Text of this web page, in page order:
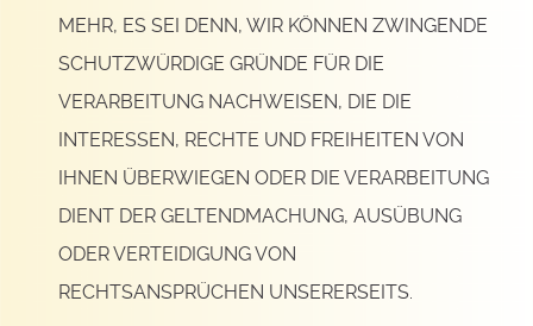
MEHR, ES SEI DENN, WIR KÖNNEN ZWINGENDE
SCHUTZWÜRDIGE GRÜNDE FÜR DIE
VERARBEITUNG NACHWEISEN, DIE DIE
INTERESSEN, RECHTE UND FREIHEITEN VON
IHNEN ÜBERWIEGEN ODER DIE VERARBEITUNG
DIENT DER GELTENDMACHUNG, AUSÜBUNG
ODER VERTEIDIGUNG VON
RECHTSANSPRÜCHEN UNSERERSEITS.